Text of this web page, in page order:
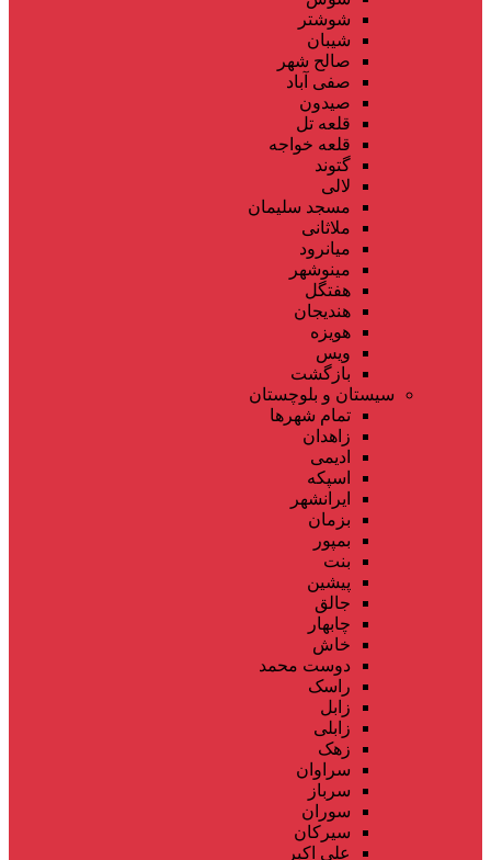
شوشتر
شیبان
صالح شهر
صفی آباد
صیدون
قلعه تل
قلعه خواجه
گتوند
لالی
مسجد سلیمان
ملاثانی
میانرود
مینوشهر
هفتگل
هندیجان
هویزه
ویس
بازگشت
سیستان و بلوچستان
تمام شهر‌ها
زاهدان
ادیمی
اسپکه
ایرانشهر
بزمان
بمپور
بنت
پیشین
جالق
چابهار
خاش
دوست محمد
راسک
زابل
زابلی
زهک
سراوان
سرباز
سوران
سیرکان
علی اکبر